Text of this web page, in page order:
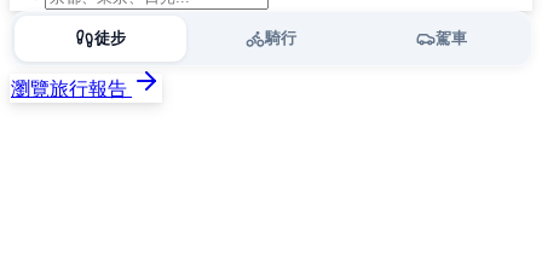
徒步 騎行 駕車
瀏覽旅行報告